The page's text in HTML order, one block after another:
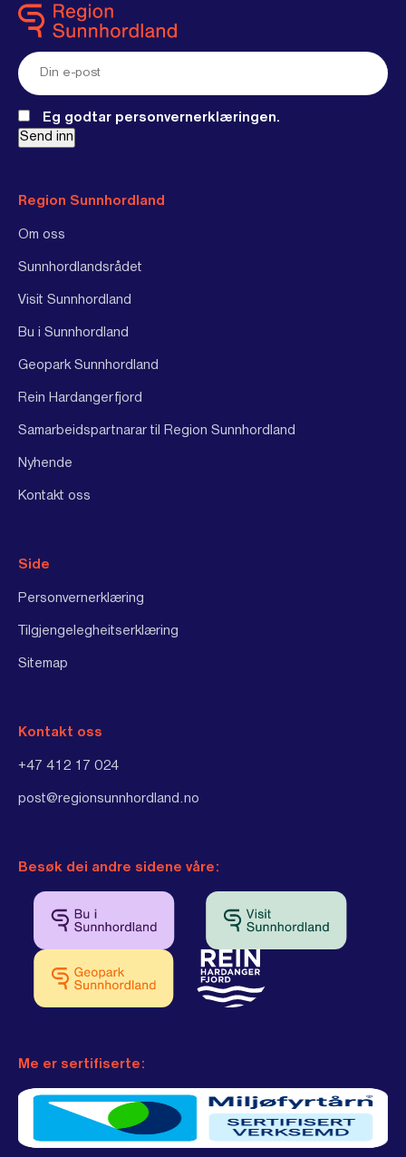
E-
post
Eg godtar personvernerklæringen.
Send inn
Region Sunnhordland
Om oss
Sunnhordlandsrådet
Visit Sunnhordland
Bu i Sunnhordland
Geopark Sunnhordland
Rein Hardangerfjord
Samarbeidspartnarar til Region Sunnhordland
Nyhende
Kontakt oss
Side
Personvernerklæring
Tilgjengelegheitserklæring
Sitemap
Kontakt oss
+47 412 17 024
post@regionsunnhordland.no
Besøk dei andre sidene våre:
Me er sertifiserte: